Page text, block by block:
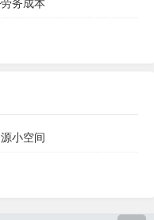
劳务成本
小空间